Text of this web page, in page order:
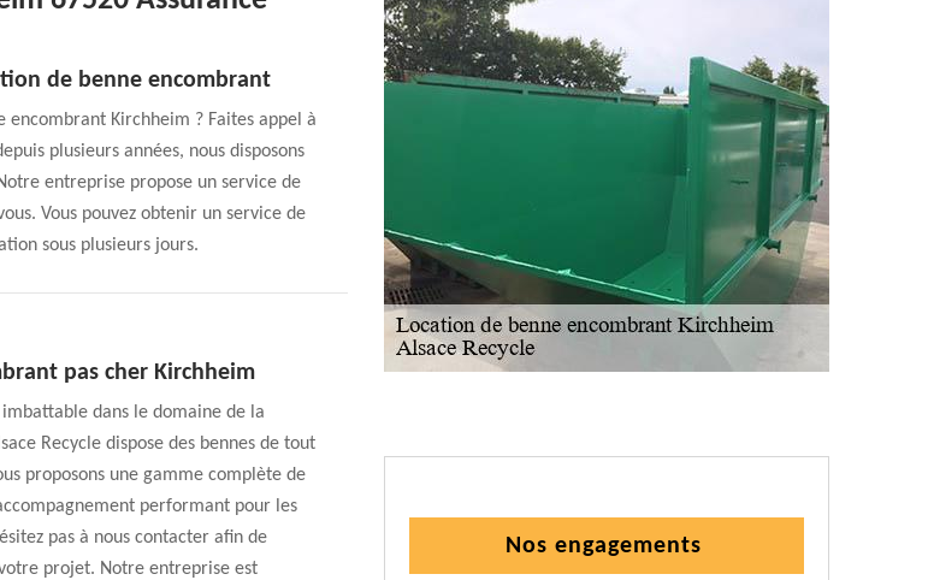
de benne encombrant
encombrant Kirchheim ? Faites appel à
plusieurs années, nous disposons
entreprise propose un service de
Vous pouvez obtenir un service de
sous plusieurs jours.
pas cher Kirchheim
dans le domaine de la
Recycle dispose des bennes de tout
proposons une gamme complète de
performant pour les
pas à nous contacter afin de
projet. Notre entreprise est
Nos engagements